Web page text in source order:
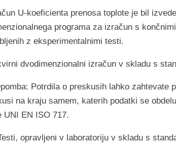
U-koeficienta prenosa toplote je bil
programa za izračun s
z eksperimentalnimi testi.
dvodimenzionalni izračun v skladu s
Potrdila o preskusih lahko zahtevate
na kraju samem, katerih podatki se
UNI EN ISO 717.
opravljeni v laboratoriju v skladu s